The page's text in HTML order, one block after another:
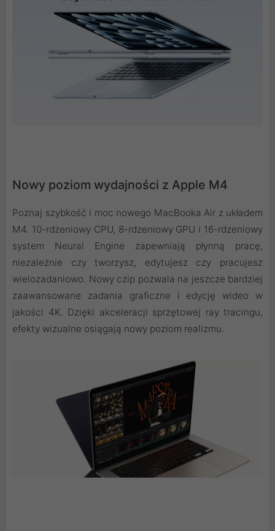
Nowy poziom wydajności z Apple M4
Poznaj szybkość i moc nowego MacBooka Air z układem
M4. 10-rdzeniowy CPU, 8-rdzeniowy GPU i 16-rdzeniowy
system Neural Engine zapewniają płynną pracę,
niezależnie czy tworzysz, edytujesz czy pracujesz
wielozadaniowo. Nowy czip pozwala na jeszcze bardziej
zaawansowane zadania graficzne i edycję wideo w
jakości 4K. Dzięki akceleracji sprzętowej ray tracingu,
efekty wizualne osiągają nowy poziom realizmu.